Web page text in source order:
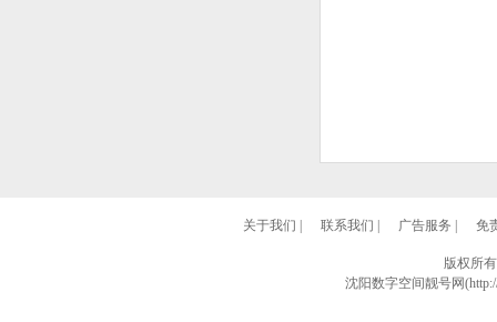
关于我们 联系我们 广告服务 免
版权所
沈阳数字空间靓号网